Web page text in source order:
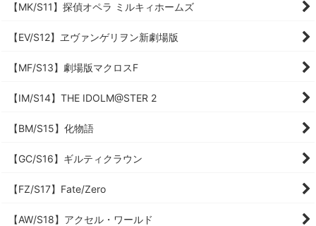
【MK/S11】探偵オペラ ミルキィホームズ
【EV/S12】ヱヴァンゲリヲン新劇場版
【MF/S13】劇場版マクロスF
【IM/S14】THE IDOLM@STER 2
【BM/S15】化物語
【GC/S16】ギルティクラウン
【FZ/S17】Fate/Zero
【AW/S18】アクセル・ワールド